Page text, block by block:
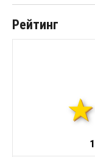
Рейтинг
1